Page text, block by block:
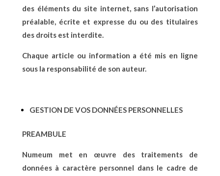
des éléments du site internet, sans l’autorisation
préalable, écrite et expresse du ou des titulaires
des droits est interdite.
Chaque article ou information a été mis en ligne
sous la responsabilité de son auteur.
GESTION DE VOS DONNÉES PERSONNELLES
PREAMBULE
Numeum met en œuvre des traitements de
données à caractère personnel dans le cadre de